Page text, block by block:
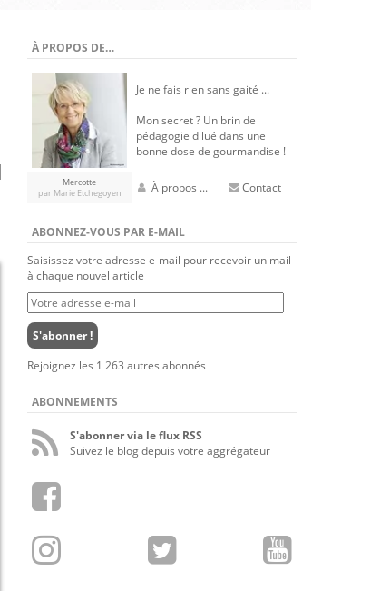
À PROPOS DE…
Je ne fais rien sans gaité ...
Mon secret ? Un brin de
pédagogie dilué dans une
bonne dose de gourmandise !
Mercotte
par Marie Etchegoyen
À propos ... Contact
ABONNEZ-VOUS PAR E-MAIL
Saisissez votre adresse e-mail pour recevoir un mail
à chaque nouvel article
Votre
adresse
e-
mail
S'abonner !
Rejoignez les 1 263 autres abonnés
ABONNEMENTS
S'abonner via le flux RSS
Suivez le blog depuis votre aggrégateur